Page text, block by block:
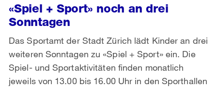
«Spiel + Sport» noch an drei
Sonntagen
Das Sportamt der Stadt Zürich lädt Kinder an drei
weiteren Sonntagen zu «Spiel + Sport» ein. Die
Spiel- und Sportaktivitäten finden monatlich
jeweils von 13.00 bis 16.00 Uhr in den Sporthallen